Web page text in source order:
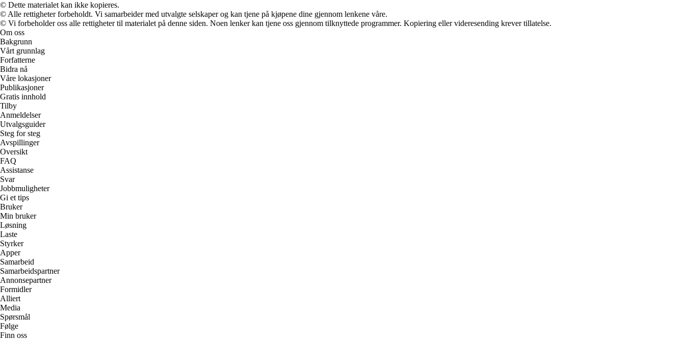
© Dette materialet kan ikke kopieres.
© Alle rettigheter forbeholdt. Vi samarbeider med utvalgte selskaper og kan tjene på kjøpene dine gjennom lenkene våre.
© Vi forbeholder oss alle rettigheter til materialet på denne siden. Noen lenker kan tjene oss gjennom tilknyttede programmer. Kopiering eller videresending krever tillatelse.
Om oss
Bakgrunn
Vårt grunnlag
Forfatterne
Bidra nå
Våre lokasjoner
Publikasjoner
Gratis innhold
Tilby
Anmeldelser
Utvalgsguider
Steg for steg
Avspillinger
Oversikt
FAQ
Assistanse
Svar
Jobbmuligheter
Gi et tips
Bruker
Min bruker
Løsning
Laste
Styrker
Apper
Samarbeid
Samarbeidspartner
Annonsepartner
Formidler
Alliert
Media
Spørsmål
Følge
Finn oss